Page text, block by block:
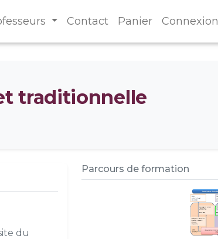
Contact Panier Connexion
traditionnelle
du
Parcours de formation